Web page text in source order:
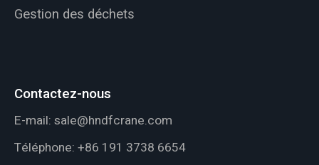
Gestion des déchets
Contactez-nous
E-mail: sale@hndfcrane.com
Téléphone: +86 191 3738 6654